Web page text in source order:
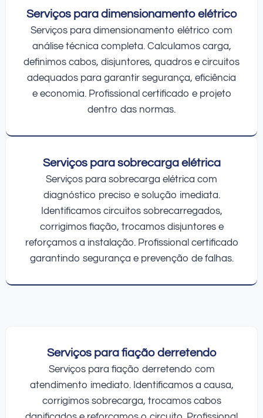
Serviços para dimensionamento elétrico
Serviços para dimensionamento elétrico com
análise técnica completa. Calculamos carga,
definimos cabos, disjuntores, quadros e circuitos
adequados para garantir segurança, eficiência
e economia. Profissional certificado e projeto
dentro das normas.
Serviços para sobrecarga elétrica
Serviços para sobrecarga elétrica com
diagnóstico preciso e solução imediata.
Identificamos circuitos sobrecarregados,
corrigimos fiação, trocamos disjuntores e
reforçamos a instalação. Profissional certificado
garantindo segurança e prevenção de falhas.
Serviços para fiação derretendo
Serviços para fiação derretendo com
atendimento imediato. Identificamos a causa,
corrigimos sobrecarga, trocamos cabos